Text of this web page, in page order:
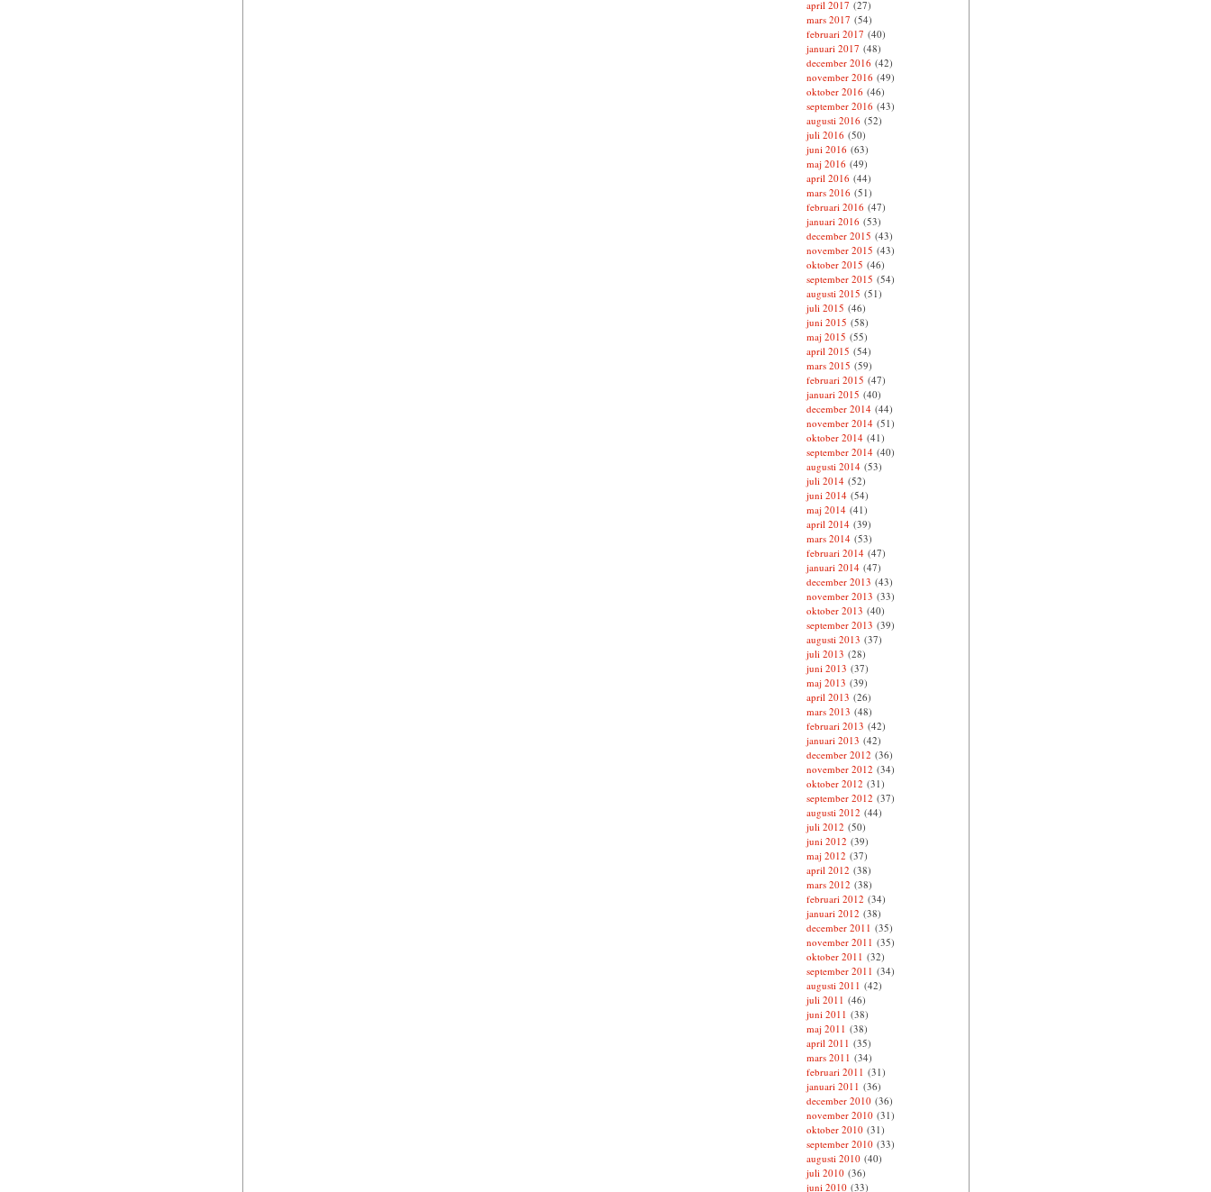
april 2017 (27)
mars 2017 (54)
februari 2017 (40)
januari 2017 (48)
december 2016(42)
november 2016(49)
oktober 2016(46)
september 2016(43)
augusti 2016(52)
juli 2016(50)
juni 2016(63)
maj 2016(49)
april 2016(44)
mars 2016(51)
februari 2016(47)
januari 2016(53)
december 2015 (43)
november 2015 (43)
oktober 2015 (46)
september 2015 (54)
augusti 2015 (51)
juli 2015 (46)
juni 2015 (58)
maj 2015 (55)
april 2015 (54)
mars 2015 (59)
februari 2015 (47)
januari 2015 (40)
december 2014(44)
november 2014(51)
oktober 2014(41)
september 2014(40)
augusti 2014(53)
juli 2014(52)
juni 2014(54)
maj 2014(41)
april 2014(39)
mars 2014(53)
februari 2014(47)
januari 2014(47)
december 2013 (43)
november 2013 (33)
oktober 2013 (40)
september 2013 (39)
augusti 2013 (37)
juli 2013 (28)
juni 2013 (37)
maj 2013 (39)
april 2013 (26)
mars 2013 (48)
februari 2013 (42)
januari 2013 (42)
december 2012 (36)
november 2012 (34)
oktober 2012 (31)
september 2012 (37)
augusti 2012 (44)
juli 2012 (50)
juni 2012 (39)
maj 2012 (37)
april 2012 (38)
mars 2012 (38)
februari 2012 (34)
januari 2012 (38)
december 2011 (35)
november 2011 (35)
oktober 2011 (32)
september 2011 (34)
augusti 2011 (42)
juli 2011 (46)
juni 2011 (38)
maj 2011 (38)
april 2011 (35)
mars 2011 (34)
februari 2011 (31)
januari 2011 (36)
december 2010(36)
november 2010(31)
oktober 2010(31)
september 2010(33)
augusti 2010(40)
juli 2010(36)
juni 2010(33)